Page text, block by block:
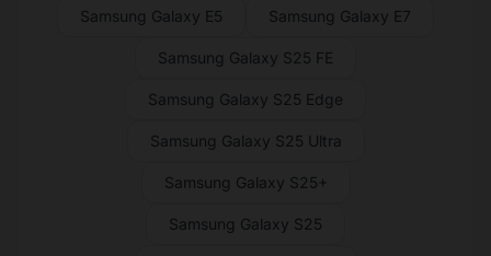
Samsung Galaxy E5 Samsung Galaxy E7
Samsung Galaxy S25 FE
Samsung Galaxy S25 Edge
Samsung Galaxy S25 Ultra
Samsung Galaxy S25+
Samsung Galaxy S25